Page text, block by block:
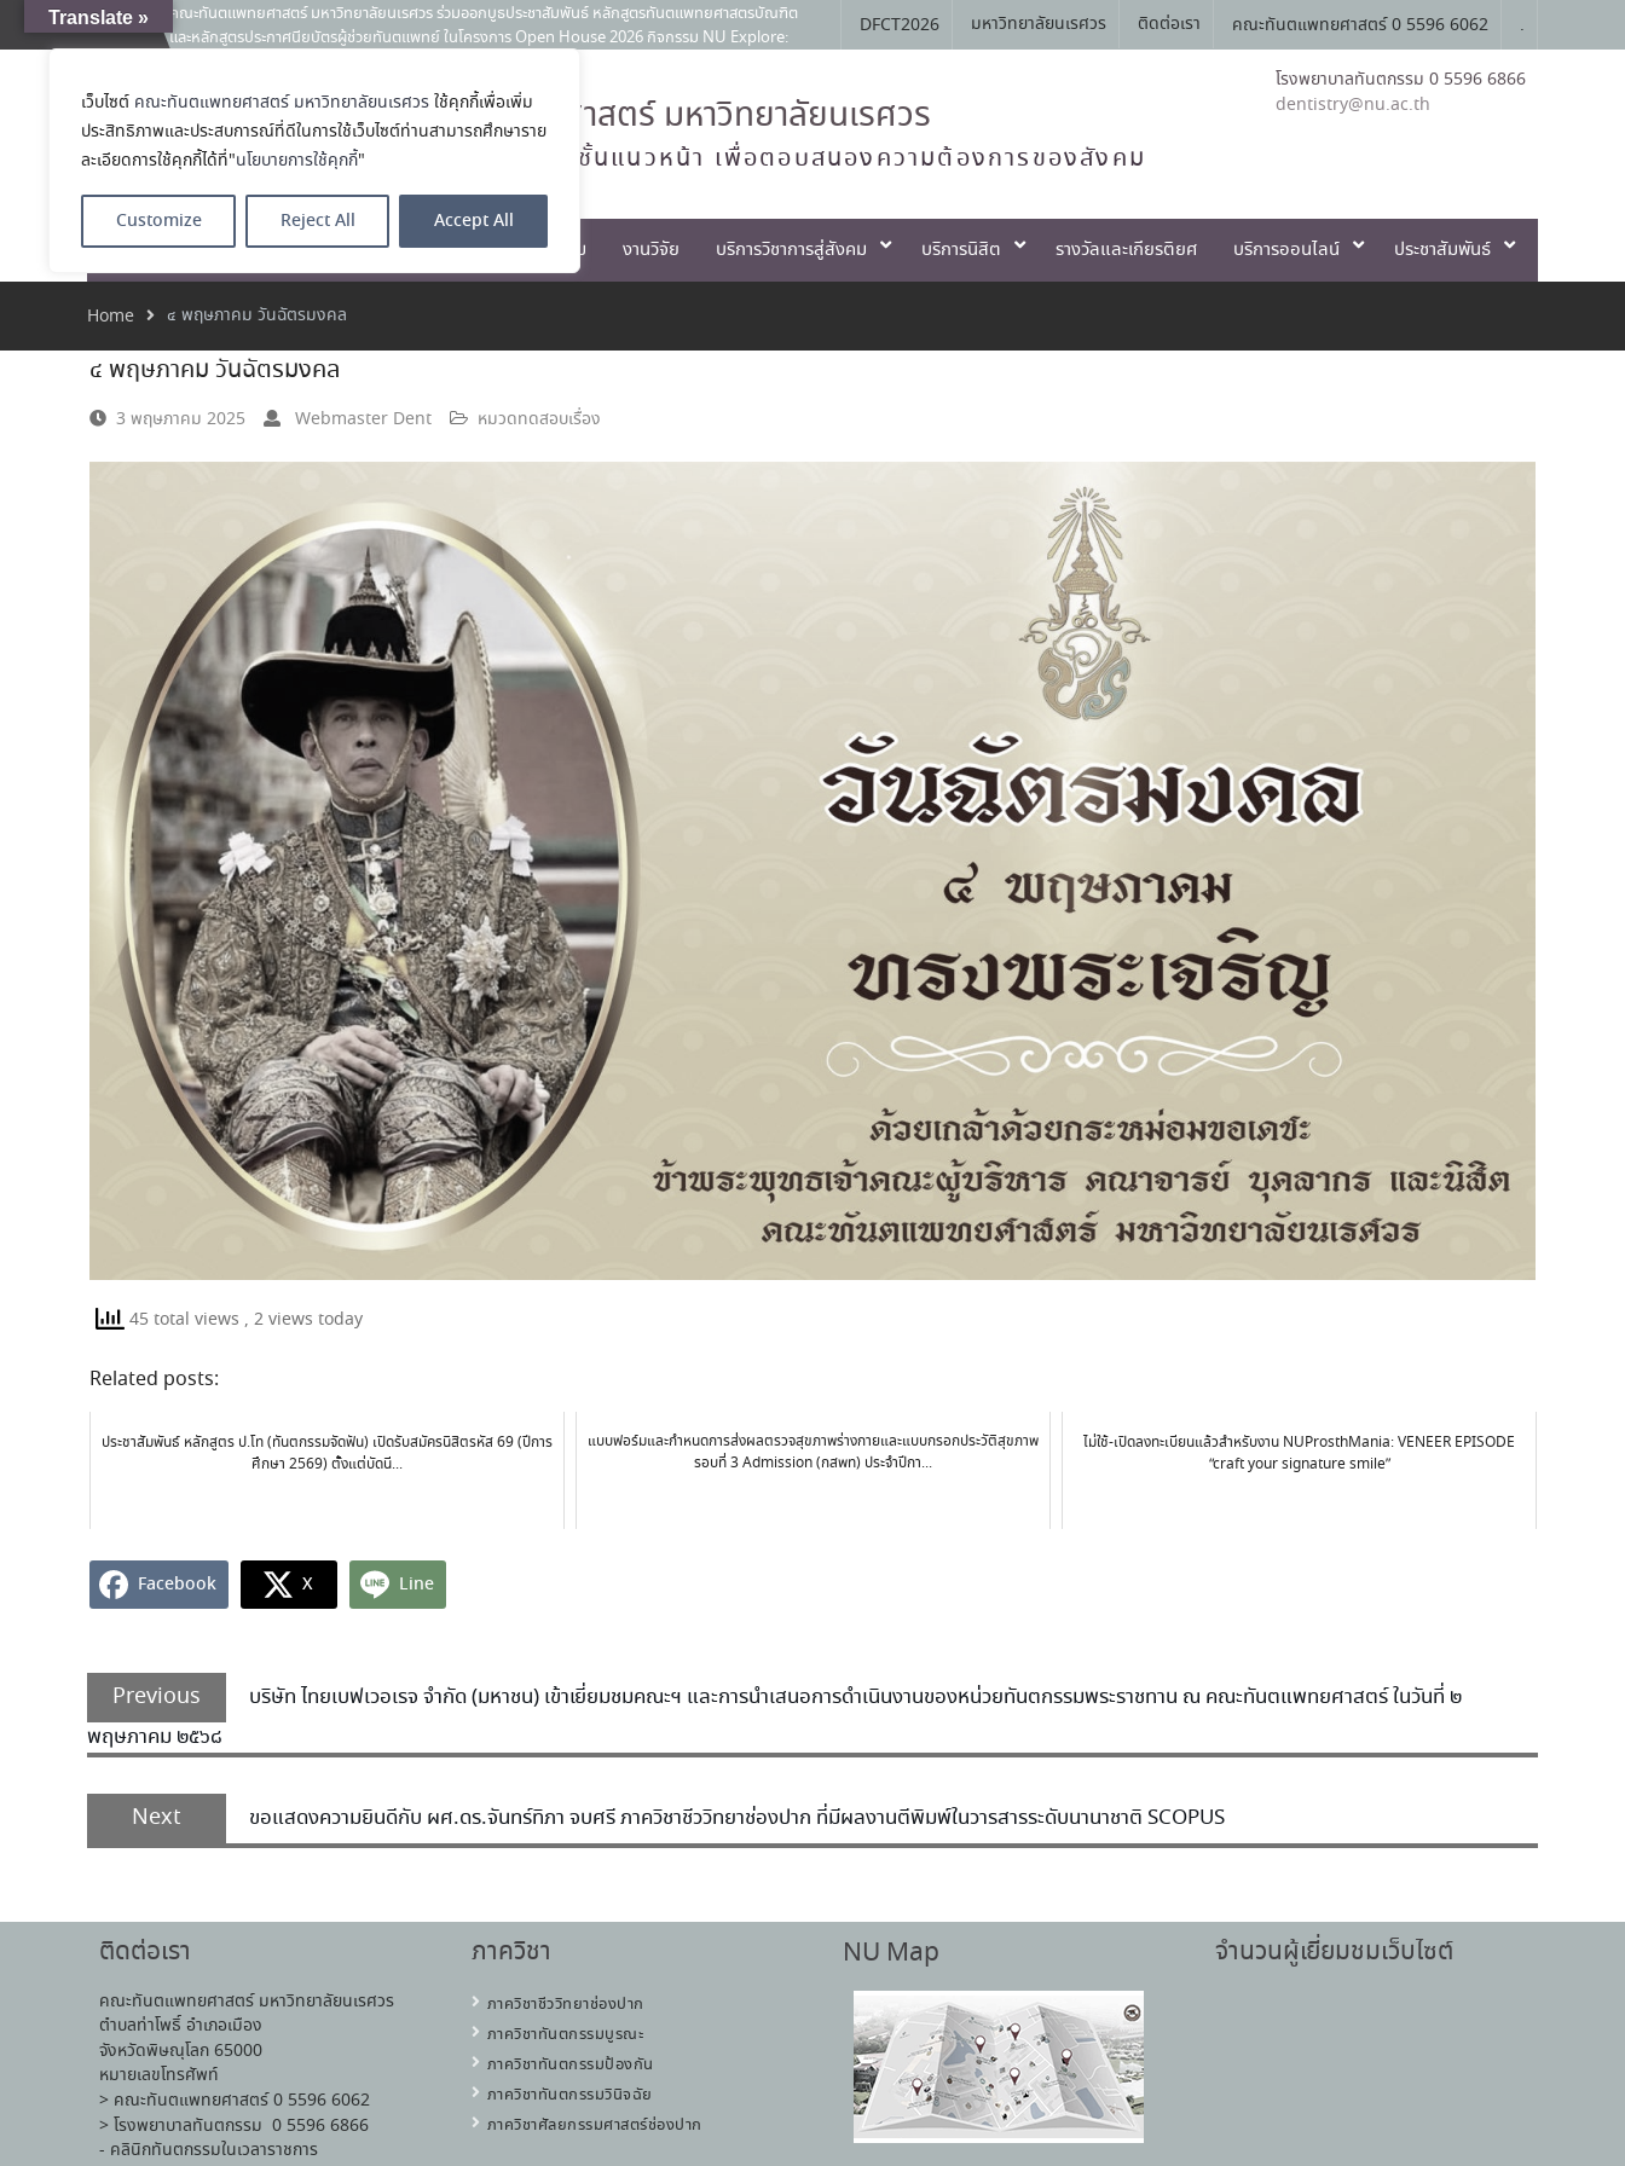
เว็บไซต์ คณะทันตแพทยศาสตร์ มหาวิทยาลัยนเรศวร ใช้คุกกี้เพื่อเพิ่ม
ประสิทธิภาพและประสบการณ์ที่ดีในการใช้เว็บไซต์ท่านสามารถศึกษาราย
ละเอียดการใช้คุกกี้ได้ที่"นโยบายการใช้คุกกี้"
Customize Reject All Accept All
News:
คณะทันตแพทยศาสตร์ มหาวิทยาลัยนเรศวร ร่วมออกบูธประชาสัมพันธ์ หลักสูตรทันตแพทยศาสตรบัณฑิต
และหลักสูตรประกาศนียบัตรผู้ช่วยทันตแพทย์ ในโครงการ Open House 2026 กิจกรรม NU Explore:
ขอแสดงความยินดีกับ รศ.ทพญ.รัชวรรณ ตัณศลารักษ์ อาจารย์ประจำภาควิชาทันตกรรมป้องกัน สาขาวิชา
ทันตกรรมจัดฟัน ในโอกาสได้รับตำแหน่ง เลขาธิการสมาคมทันตแพทย์จัดฟันแห่งประเทศไทย วาระ พ.ศ.
2569–2571
ประมวลภาพบรรยากาศกิจกรรม Dent Connect Board Game Café ครั้งที่ 1 เมื่อวันที่ 4 สิงหาคม
DFCT2026 มหาวิทยาลัยนเรศวร ติดต่อเรา คณะทันตแพทยศาสตร์ 0 5596 6062 .
คณะทันตแพทยศาสตร์ มหาวิทยาลัยนเรศวร
โรงเรียนทันตแพทย์ชั้นแนวหน้า เพื่อตอบสนองความต้องการของสังคม
โรงพยาบาลทันตกรรม 0 5596 6866
dentistry@nu.ac.th
หน้าแรก เกี่ยวกับ หลักสูตร โรงพยาบาลทันตกรรม งานวิจัย บริการวิชาการสู่สังคม บริการนิสิต รางวัลและเกียรติยศ บริการออนไลน์ ประชาสัมพันธ์
Home ๔ พฤษภาคม วันฉัตรมงคล
๔ พฤษภาคม วันฉัตรมงคล
3 พฤษภาคม 2025 Webmaster Dent หมวดทดสอบเรื่อง
45 total views , 2 views today
Related posts:
ประชาสัมพันธ์ หลักสูตร ป.โท (ทันตกรรมจัดฟัน) เปิดรับสมัครนิสิตรหัส 69 (ปีการ
ศึกษา 2569) ตั้งแต่บัดนี...
แบบฟอร์มและกำหนดการส่งผลตรวจสุขภาพร่างกายและแบบกรอกประวัติสุขภาพ
รอบที่ 3 Admission (กสพท) ประจำปีกา...
ไม่ใช้-เปิดลงทะเบียนแล้วสำหรับงาน NUProsthMania: VENEER EPISODE
“craft your signature smile”
Facebook X Line
Previous
บริษัท ไทยเบฟเวอเรจ จำกัด (มหาชน) เข้าเยี่ยมชมคณะฯ และการนำเสนอการดำเนินงานของหน่วยทันตกรรมพระราชทาน ณ คณะทันตแพทยศาสตร์ ในวันที่ ๒
พฤษภาคม ๒๕๖๘
Next ขอแสดงความยินดีกับ ผศ.ดร.จันทร์ทิภา จบศรี ภาควิชาชีววิทยาช่องปาก ที่มีผลงานตีพิมพ์ในวารสารระดับนานาชาติ SCOPUS
ติดต่อเรา
คณะทันตแพทยศาสตร์ มหาวิทยาลัยนเรศวร
ตำบลท่าโพธิ์ อำเภอเมือง
จังหวัดพิษณุโลก 65000
หมายเลขโทรศัพท์
> คณะทันตแพทยศาสตร์ 0 5596 6062
> โรงพยาบาลทันตกรรม 0 5596 6866
- คลินิกทันตกรรมในเวลาราชการ
ภาควิชา
ภาควิชาชีววิทยาช่องปาก
ภาควิชาทันตกรรมบูรณะ
ภาควิชาทันตกรรมป้องกัน
ภาควิชาทันตกรรมวินิจฉัย
ภาควิชาศัลยกรรมศาสตร์ช่องปาก
NU Map จำนวนผู้เยี่ยมชมเว็บไซต์
Translate »